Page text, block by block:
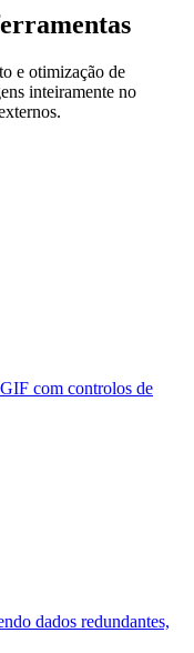
e otimização de
inteiramente no
com controlos de
dados redundantes,